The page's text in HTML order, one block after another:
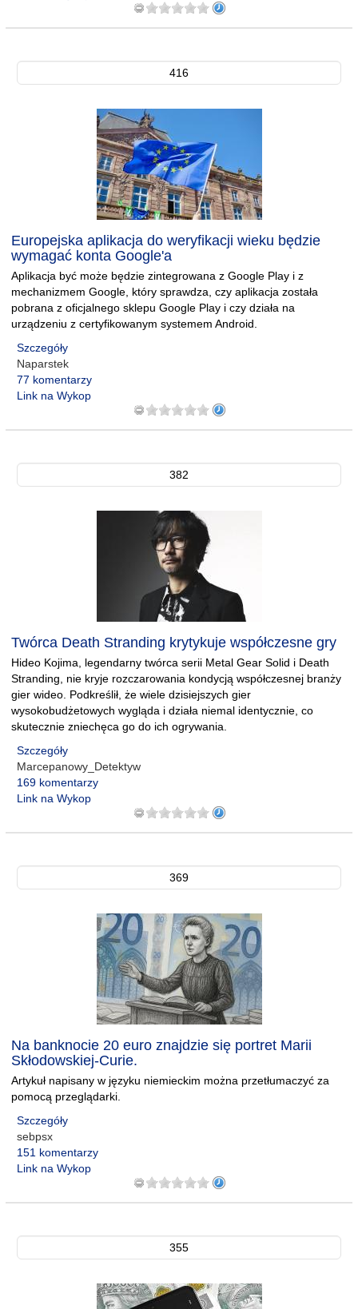
416
Europejska aplikacja do weryfikacji wieku będzie
wymagać konta Google'a
Aplikacja być może będzie zintegrowana z Google Play i z
mechanizmem Google, który sprawdza, czy aplikacja została
pobrana z oficjalnego sklepu Google Play i czy działa na
urządzeniu z certyfikowanym systemem Android.
Szczegóły
Naparstek
77 komentarzy
Link na Wykop
382
Twórca Death Stranding krytykuje współczesne gry
Hideo Kojima, legendarny twórca serii Metal Gear Solid i Death
Stranding, nie kryje rozczarowania kondycją współczesnej branży
gier wideo. Podkreślił, że wiele dzisiejszych gier
wysokobudżetowych wygląda i działa niemal identycznie, co
skutecznie zniechęca go do ich ogrywania.
Szczegóły
Marcepanowy_Detektyw
169 komentarzy
Link na Wykop
369
Na banknocie 20 euro znajdzie się portret Marii
Skłodowskiej-Curie.
Artykuł napisany w języku niemieckim można przetłumaczyć za
pomocą przeglądarki.
Szczegóły
sebpsx
151 komentarzy
Link na Wykop
355